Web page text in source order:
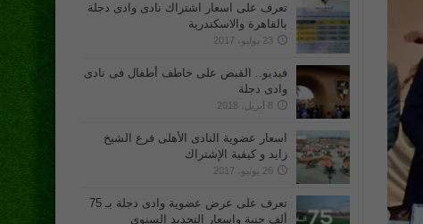
تعرف على اسعار اشتراك نادى وادى دجلة
بالقاهرة والاسكندرية
23 يوليو، 2017
فيديو.. القبض على خاطف أطفال فى نادى
وادى دجلة
8 أبريل، 2018
اسعار عضوية النادى الأهلى فرع الشيخ
زايد و كيفية الإشتراك
26 يونيو، 2017
تعرف على عرض عضوية وادى دجلة بـ 75
ألف جنية واسعار التجديد السنوى